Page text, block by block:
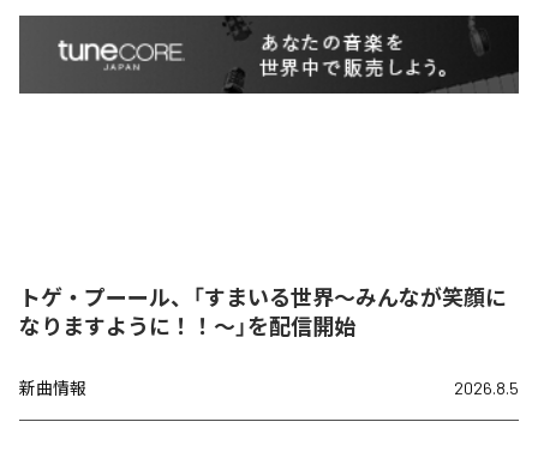
トゲ・プーール、「すまいる世界〜みんなが笑顔に
なりますように！！〜」を配信開始
新曲情報 2026.8.5